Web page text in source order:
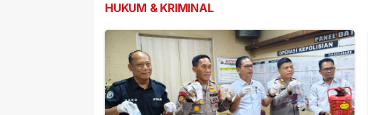
HUKUM & KRIMINAL